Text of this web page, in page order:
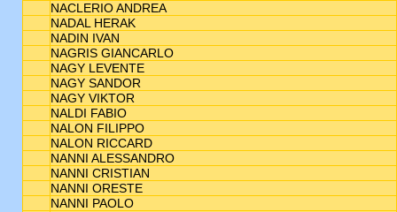
NACLERIO ANDREA
NADAL HERAK
NADIN IVAN
NAGRIS GIANCARLO
NAGY LEVENTE
NAGY SANDOR
NAGY VIKTOR
NALDI FABIO
NALON FILIPPO
NALON RICCARD
NANNI ALESSANDRO
NANNI CRISTIAN
NANNI ORESTE
NANNI PAOLO